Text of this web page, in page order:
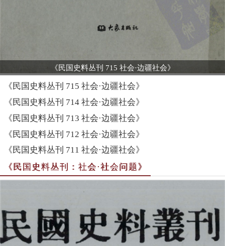
《民国史料丛刊 715 社会·边疆社会》
《民国史料丛刊 715 社会·边疆社会》
《民国史料丛刊 714 社会·边疆社会》
《民国史料丛刊 713 社会·边疆社会》
《民国史料丛刊 712 社会·边疆社会》
《民国史料丛刊 711 社会·边疆社会》
《民国史料丛刊：社会·社会问题》